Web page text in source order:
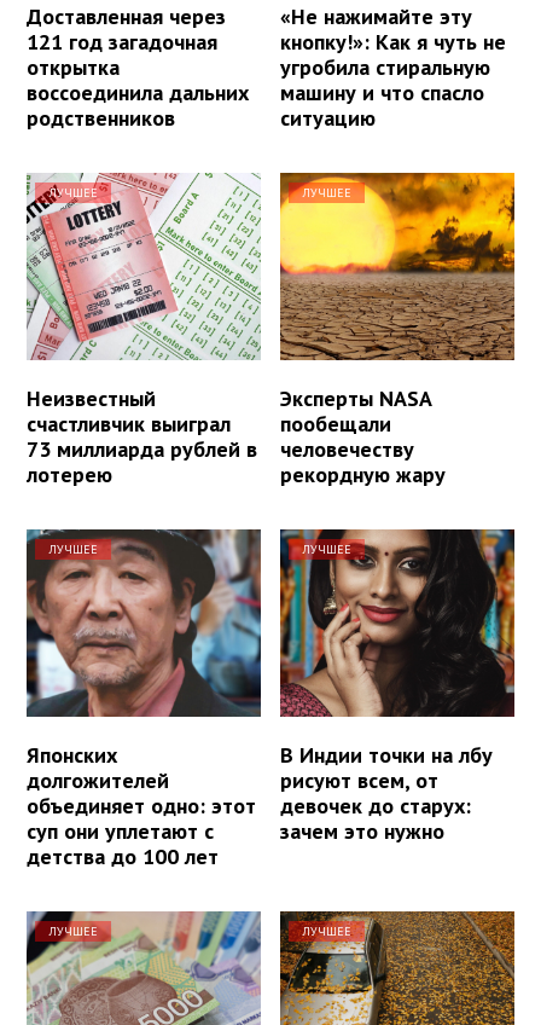
Доставленная через
121 год загадочная
открытка
воссоединила дальних
родственников
«Не нажимайте эту
кнопку!»: Как я чуть не
угробила стиральную
машину и что спасло
ситуацию
ЛУЧШЕЕ
Неизвестный
счастливчик выиграл
73 миллиарда рублей в
лотерею
ЛУЧШЕЕ
Эксперты NASA
пообещали
человечеству
рекордную жару
ЛУЧШЕЕ
Японских
долгожителей
объединяет одно: этот
суп они уплетают с
детства до 100 лет
ЛУЧШЕЕ
В Индии точки на лбу
рисуют всем, от
девочек до старух:
зачем это нужно
ЛУЧШЕЕ ЛУЧШЕЕ